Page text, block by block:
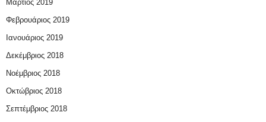
Μάρτιος 2019
Φεβρουάριος 2019
Ιανουάριος 2019
Δεκέμβριος 2018
Νοέμβριος 2018
Οκτώβριος 2018
Σεπτέμβριος 2018